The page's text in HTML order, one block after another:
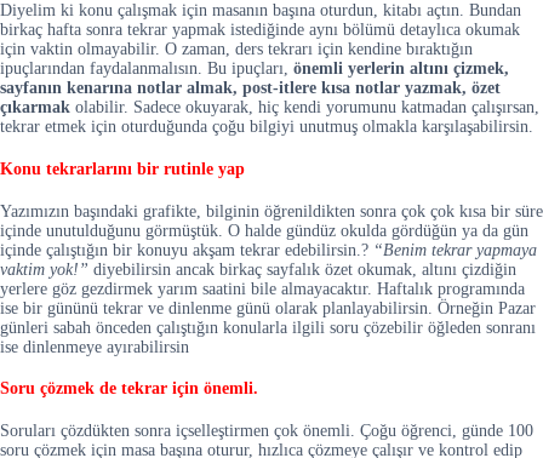
Diyelim ki konu çalışmak için masanın başına oturdun, kitabı açtın. Bundan
birkaç hafta sonra tekrar yapmak istediğinde aynı bölümü detaylıca okumak
için vaktin olmayabilir. O zaman, ders tekrarı için kendine bıraktığın
ipuçlarından faydalanmalısın. Bu ipuçları, önemli yerlerin altını çizmek,
sayfanın kenarına notlar almak, post-itlere kısa notlar yazmak, özet
çıkarmak olabilir. Sadece okuyarak, hiç kendi yorumunu katmadan çalışırsan,
tekrar etmek için oturduğunda çoğu bilgiyi unutmuş olmakla karşılaşabilirsin.
Konu tekrarlarını bir rutinle yap
Yazımızın başındaki grafikte, bilginin öğrenildikten sonra çok çok kısa bir süre
içinde unutulduğunu görmüştük. O halde gündüz okulda gördüğün ya da gün
içinde çalıştığın bir konuyu akşam tekrar edebilirsin.? “Benim tekrar yapmaya
vaktim yok!” diyebilirsin ancak birkaç sayfalık özet okumak, altını çizdiğin
yerlere göz gezdirmek yarım saatini bile almayacaktır. Haftalık programında
ise bir gününü tekrar ve dinlenme günü olarak planlayabilirsin. Örneğin Pazar
günleri sabah önceden çalıştığın konularla ilgili soru çözebilir öğleden sonranı
ise dinlenmeye ayırabilirsin
Soru çözmek de tekrar için önemli.
Soruları çözdükten sonra içselleştirmen çok önemli. Çoğu öğrenci, günde 100
soru çözmek için masa başına oturur, hızlıca çözmeye çalışır ve kontrol edip